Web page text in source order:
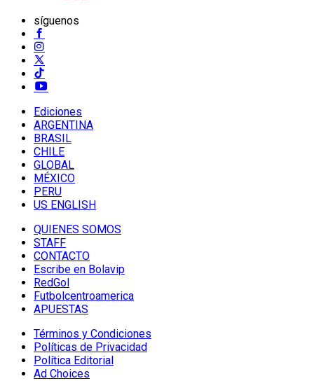
síguenos
Ediciones
ARGENTINA
BRASIL
CHILE
GLOBAL
MÉXICO
PERU
US ENGLISH
QUIENES SOMOS
STAFF
CONTACTO
Escribe en Bolavip
RedGol
Futbolcentroamerica
APUESTAS
Términos y Condiciones
Políticas de Privacidad
Política Editorial
Ad Choices